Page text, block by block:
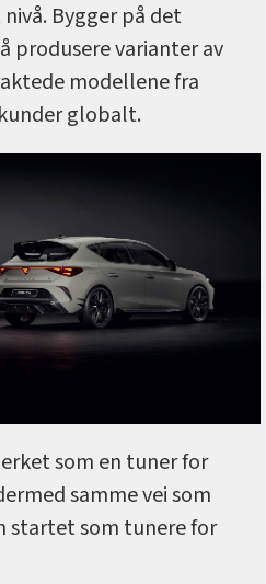
Bygger på det
produsere varianter av
modellene fra
globalt.
som en tuner for
samme vei som
startet som tunere for